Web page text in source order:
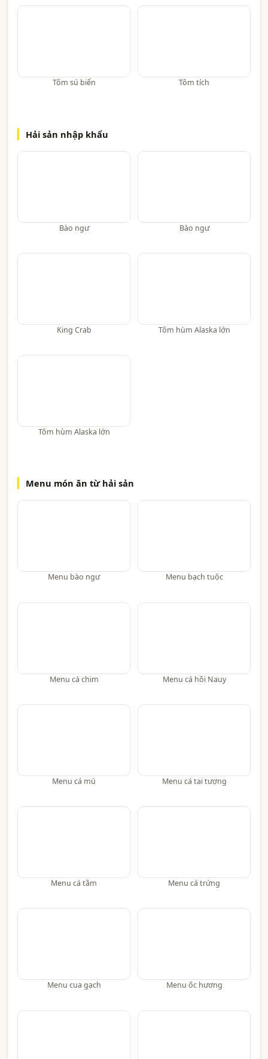
Tôm sú biển Tôm tích
Hải sản nhập khẩu
Bào ngư Bào ngư
King Crab Tôm hùm Alaska lớn
Tôm hùm Alaska lớn
Menu món ăn từ hải sản
Menu bào ngư Menu bạch tuộc
Menu cá chim Menu cá hồi Nauy
Menu cá mú Menu cá tai tượng
Menu cá tầm Menu cá trứng
Menu cua gạch Menu ốc hương